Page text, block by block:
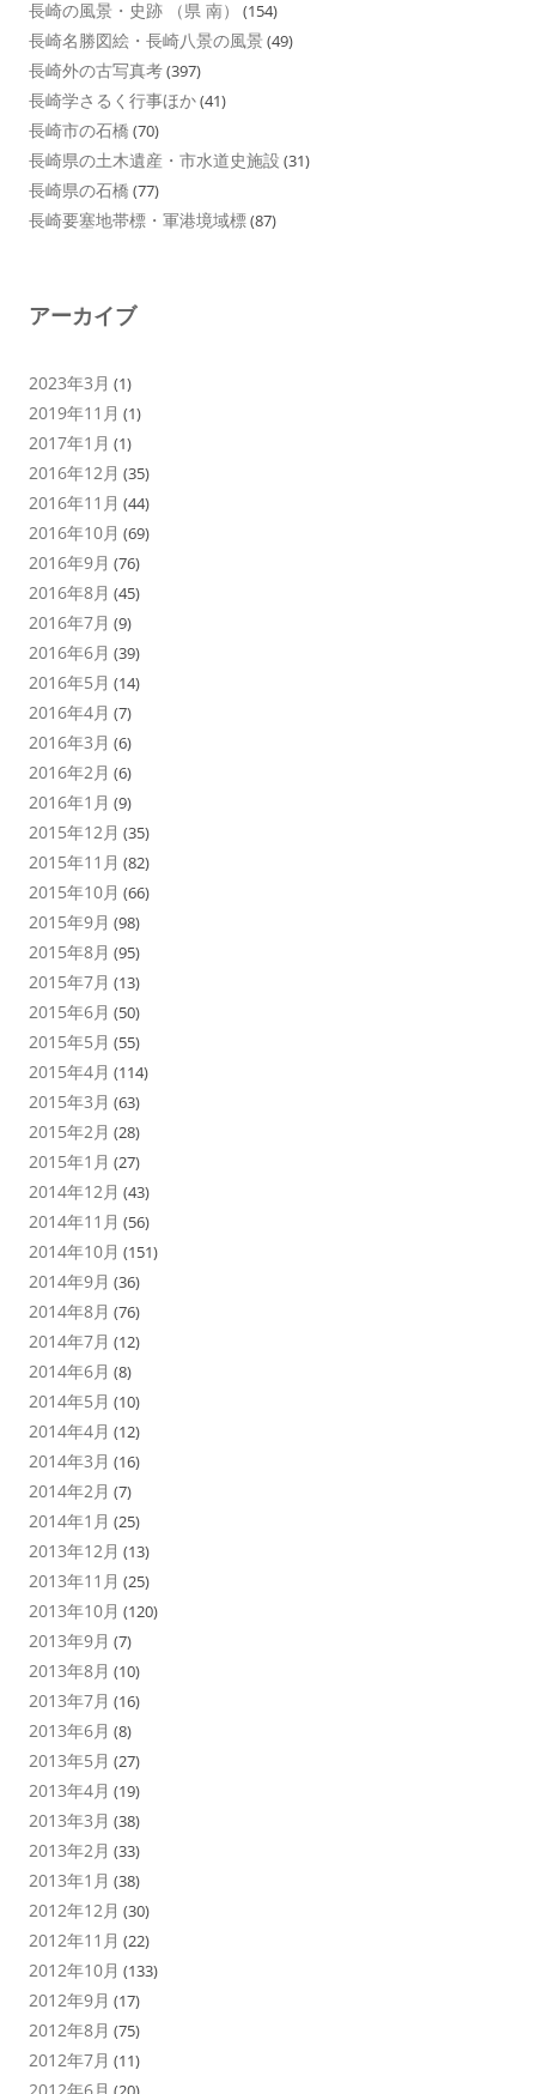
長崎の風景・史跡 （県 南） (154)
長崎名勝図絵・長崎八景の風景 (49)
長崎外の古写真考(397)
長崎学さるく行事ほか(41)
長崎市の石橋 (70)
長崎県の土木遺産・市水道史施設 (31)
長崎県の石橋 (77)
長崎要塞地帯標・軍港境域標(87)
アーカイブ
2023年3月 (1)
2019年11月 (1)
2017年1月 (1)
2016年12月 (35)
2016年11月 (44)
2016年10月 (69)
2016年9月 (76)
2016年8月 (45)
2016年7月 (9)
2016年6月 (39)
2016年5月 (14)
2016年4月 (7)
2016年3月 (6)
2016年2月 (6)
2016年1月 (9)
2015年12月 (35)
2015年11月 (82)
2015年10月 (66)
2015年9月 (98)
2015年8月 (95)
2015年7月 (13)
2015年6月 (50)
2015年5月 (55)
2015年4月 (114)
2015年3月 (63)
2015年2月 (28)
2015年1月 (27)
2014年12月 (43)
2014年11月 (56)
2014年10月 (151)
2014年9月 (36)
2014年8月 (76)
2014年7月 (12)
2014年6月 (8)
2014年5月 (10)
2014年4月 (12)
2014年3月 (16)
2014年2月 (7)
2014年1月 (25)
2013年12月 (13)
2013年11月 (25)
2013年10月 (120)
2013年9月 (7)
2013年8月 (10)
2013年7月 (16)
2013年6月 (8)
2013年5月 (27)
2013年4月 (19)
2013年3月 (38)
2013年2月 (33)
2013年1月 (38)
2012年12月 (30)
2012年11月 (22)
2012年10月 (133)
2012年9月 (17)
2012年8月 (75)
2012年7月 (11)
2012年6月